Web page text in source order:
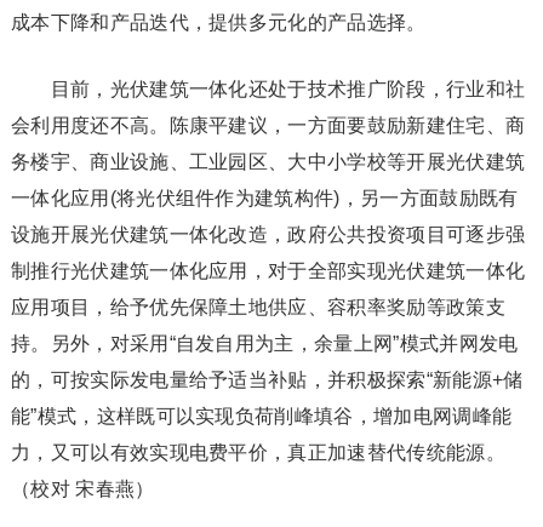
成本下降和产品迭代，提供多元化的产品选择。
目前，光伏建筑一体化还处于技术推广阶段，行业和社
会利用度还不高。陈康平建议，一方面要鼓励新建住宅、商
务楼宇、商业设施、工业园区、大中小学校等开展光伏建筑
一体化应用(将光伏组件作为建筑构件)，另一方面鼓励既有
设施开展光伏建筑一体化改造，政府公共投资项目可逐步强
制推行光伏建筑一体化应用，对于全部实现光伏建筑一体化
应用项目，给予优先保障土地供应、容积率奖励等政策支
持。另外，对采用“自发自用为主，余量上网”模式并网发电
的，可按实际发电量给予适当补贴，并积极探索“新能源+储
能”模式，这样既可以实现负荷削峰填谷，增加电网调峰能
力，又可以有效实现电费平价，真正加速替代传统能源。
（校对 宋春燕）